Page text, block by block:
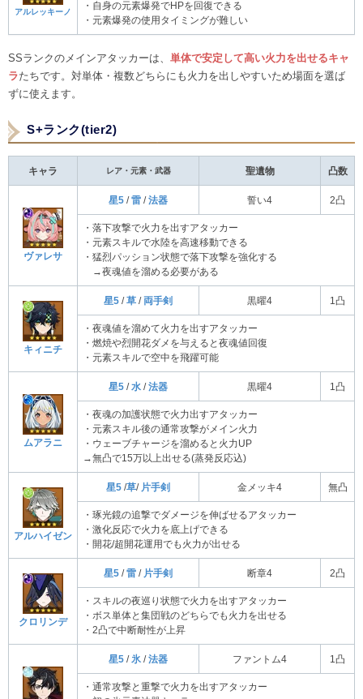
アルレッキーノ
・自身の元素爆発でHPを回復できる
・元素爆発の使用タイミングが難しい
SSランクのメインアタッカーは、 単体で安定して高い火力を出せるキャ
ラたちです。対単体・複数どちらにも火力を出しやすいため場面を選ば
ずに使えます。
S+ランク(tier2)
キャラ レア・元素・武器 聖遺物 凸数
ヴァレサ
星5 / 雷 / 法器 誓い4 2凸
・落下攻撃で火力を出すアタッカー
・元素スキルで水陸を高速移動できる
・猛烈パッション状態で落下攻撃を強化する
→夜魂値を溜める必要がある
キィニチ
星5 / 草 / 両手剣 黒曜4 1凸
・夜魂値を溜めて火力を出すアタッカー
・燃焼や烈開花ダメを与えると夜魂値回復
・元素スキルで空中を飛躍可能
ムアラニ
星5 / 水 / 法器 黒曜4 1凸
・夜魂の加護状態で火力出すアタッカー
・元素スキル後の通常攻撃がメイン火力
・ウェーブチャージを溜めると火力UP
→無凸で15万以上出せる(蒸発反応込)
アルハイゼン
星5 /草/ 片手剣 金メッキ4 無凸
・琢光鏡の追撃でダメージを伸ばせるアタッカー
・激化反応で火力を底上げできる
・開花/超開花運用でも火力が出せる
クロリンデ
星5 / 雷 / 片手剣 断章4 2凸
・スキルの夜巡り状態で火力を出すアタッカー
・ボス単体と集団戦のどちらでも火力を出せる
・2凸で中断耐性が上昇
星5 / 氷 / 法器 ファントム4 1凸
・通常攻撃と重撃で火力を出すアタッカー